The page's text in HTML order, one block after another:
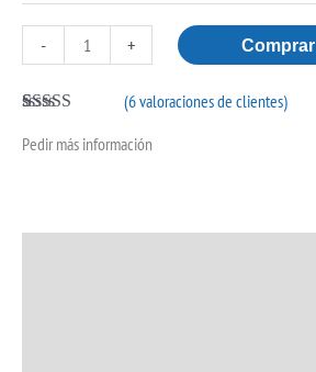
- + Comprar
5.00 de 5 en
(6valoraciones de clientes)
Pedir más información